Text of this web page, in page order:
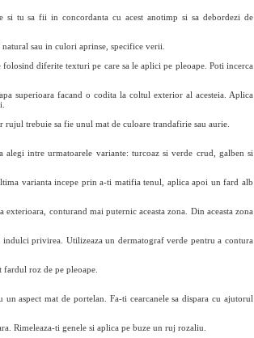
si tu sa fii in concordanta cu acest anotimp si sa debordezi de
sau in culori aprinse, specifice verii.
diferite texturi pe care sa le aplici pe pleoape. Poti incerca
superioara facand o codita la coltul exterior al acesteia. Aplica
rujul trebuie sa fie unul mat de culoare trandafirie sau aurie.
intre urmatoarele variante: turcoaz si verde crud, galben si
varianta incepe prin a-ti matifia tenul, aplica apoi un fard alb
conturand mai puternic aceasta zona. Din aceasta zona
privirea. Utilizeaza un dermatograf verde pentru a contura
roz de pe pleoape.
aspect mat de portelan. Fa-ti cearcanele sa dispara cu ajutorul
Rimeleaza-ti genele si aplica pe buze un ruj rozaliu.